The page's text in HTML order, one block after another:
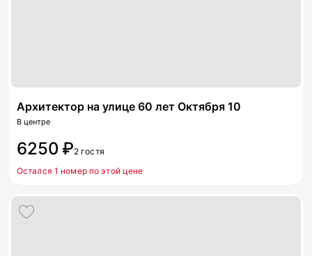
Архитектор на улице 60 лет Октября 10
В центре
6250 ₽2 гостя
Остался 1 номер по этой цене